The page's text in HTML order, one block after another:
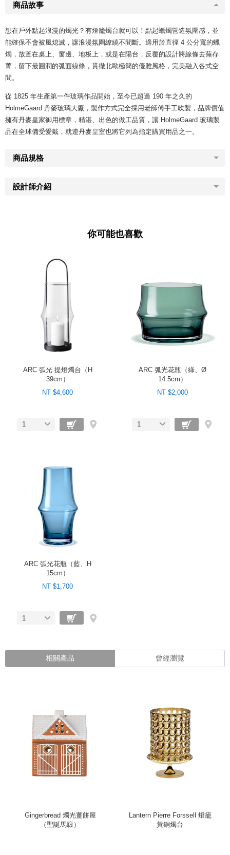
商品故事
想在戶外點起浪漫的燭光？有燈籠燭台就可以！點起蠟燭營造氛圍感，並
能確保不會被風熄滅，讓浪漫氛圍繚繞不間斷。適用於直徑 4 公分寬的蠟
燭，放置在桌上、窗邊、地板上，或是在陽台，反覆的設計將線條去蕪存
菁，留下最圓潤的弧面線條，貫徹北歐極簡的優雅風格，完美融入各式空
間。
從 1825 年生產第一件玻璃作品開始，至今已超過 190 年之久的
HolmeGaard 丹麥玻璃大廠，製作方式完全採用老師傅手工吹製，品牌價值
擁有丹麥皇家御用標章，精湛、出色的做工品質，讓 HolmeGaard 玻璃製
品在全球備受愛戴，就連丹麥皇室也將它列為指定購買用品之一。
商品規格
設計師介紹
你可能也喜歡
ARC 弧光 提燈燭台（H
39cm）
NT $4,600
1
ARC 弧光花瓶（綠、Ø
14.5cm）
NT $2,000
1
ARC 弧光花瓶（藍、H
15cm）
NT $1,700
1
相關產品 曾經瀏覽
Gingerbread 燭光薑餅屋
（聖誕馬廄）
Lantern Pierre Forssell 燈籠
黃銅燭台